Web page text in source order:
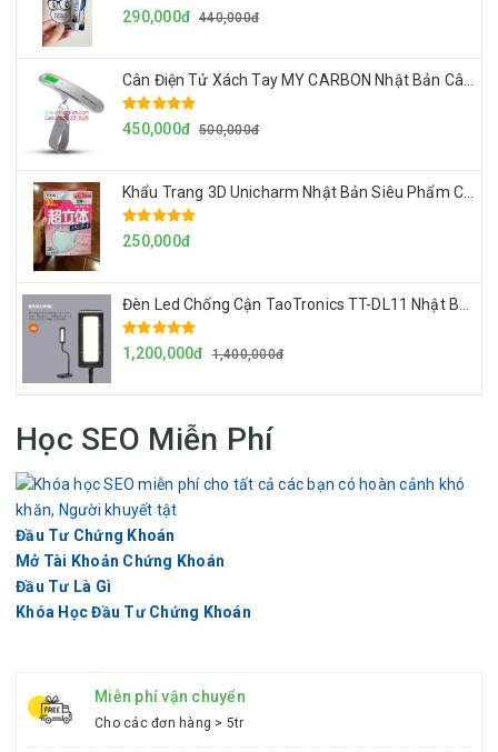
290,000đ 440,000đ
Cân Điện Tử Xách Tay MY CARBON Nhật Bản Cân Đo Chính Xác, Siêu Gọn Nhẹ Dễ Mang Theo, Cân Tối Đa 50kg
450,000đ 500,000đ
Khẩu Trang 3D Unicharm Nhật Bản Siêu Phẩm Chống Vi Khuẩn Và Khói Bụi, Không Đọng Hơi Nước Mắt Kính
250,000đ
Đèn Led Chống Cận TaoTronics TT-DL11 Nhật Bản, Đèn Để Bàn Dùng Điện 220v
1,200,000đ 1,400,000đ
Học SEO Miễn Phí
Đầu Tư Chứng Khoán
Mở Tài Khoản Chứng Khoán
Đầu Tư Là Gì
Khóa Học Đầu Tư Chứng Khoán
Miễn phí vận chuyển
Cho các đơn hàng > 5tr